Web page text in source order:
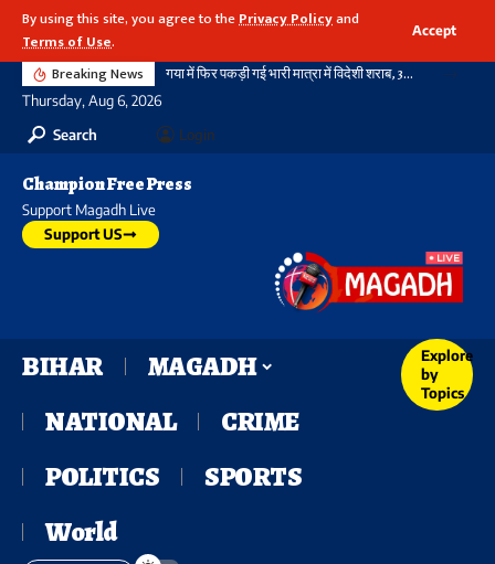
By using this site, you agree to thePrivacy Policyand
Terms of Use.
Accept
Breaking News गया में फिर पकड़ी गई भारी मात्रा में विदेशी शराब, 3720 बोतल शराब के साथ दो तस्कर गिरफ्तार, नहीं थम रहा सिलसिला
Thursday, Aug 6, 2026
Search
Login
Champion Free Press
Support Magadh Live
Support US
BIHAR
MAGADH
NATIONAL
CRIME
POLITICS
SPORTS
World
Explore
by
Topics